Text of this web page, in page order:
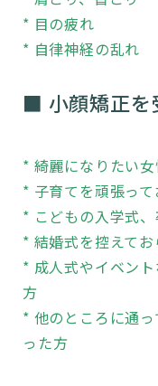
* 目の疲れ
* 自律神経の乱れ
■ 小顔矯正を
* 綺麗になりたい
* 子育てを頑張っ
* こどもの入学式
* 結婚式を控えて
* 成人式やイベン
方
* 他のところに通
った方